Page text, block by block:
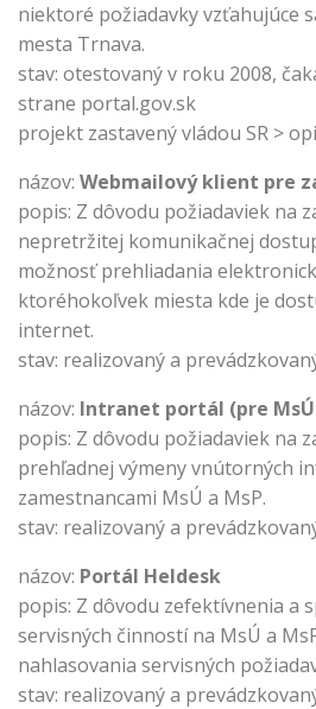
niektoré požiadavky vzťahujúce
mesta Trnava.
stav: otestovaný v roku 2008,
strane portal.gov.sk
projekt zastavený vládou SR >
názov: Webmailový klient pre
popis: Z dôvodu požiadaviek na
nepretržitej komunikačnej
možnosť prehliadania
ktoréhokoľvek miesta kde je
internet.
stav: realizovaný a
názov: Intranet portál (pre MsÚ
popis: Z dôvodu požiadaviek na
prehľadnej výmeny vnútorných
zamestnancami MsÚ a MsP.
stav: realizovaný a
názov: Portál Heldesk
popis: Z dôvodu zefektívnenia a
servisných činností na MsÚ a
nahlasovania servisných
stav: realizovaný a